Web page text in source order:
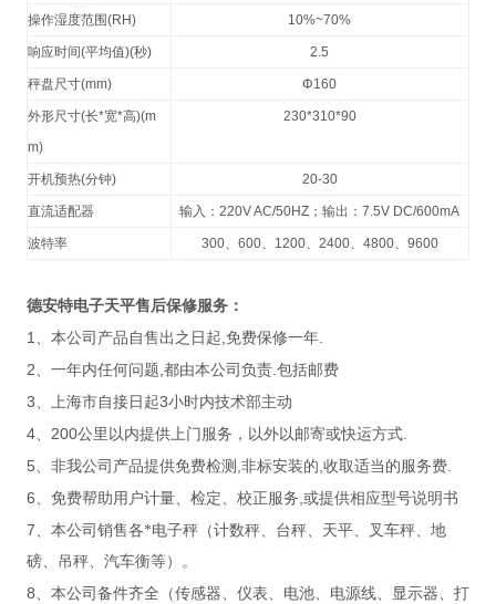
操作湿度范围(RH) 10%~70%
响应时间(平均值)(秒) 2.5
秤盘尺寸(mm) Φ160
外形尺寸(长*宽*高)(m
m)
230*310*90
开机预热(分钟) 20-30
直流适配器 输入：220V AC/50HZ ；输出：7.5V DC/600mA
波特率 300、 600、 1200、 2400、 4800、 9600
德安特电子天平售后保修服务：
1、本公司产品自售出之日起,免费保修一年.
2、一年内任何问题,都由本公司负责.包括邮费
3、上海市自接日起3小时内技术部主动
4、 200公里以内提供上门服务，以外以邮寄或快运方式.
5、非我公司产品提供免费检测 ,非标安装的,收取适当的服务费.
6、免费帮助用户计量、检定、校正服务,或提供相应型号说明书
7、本公司销售各*电子秤（计数秤、台秤、天平、叉车秤、地
磅、吊秤、汽车衡等）。
8、本公司备件齐全（传感器、仪表、电池、电源线、显示器、打